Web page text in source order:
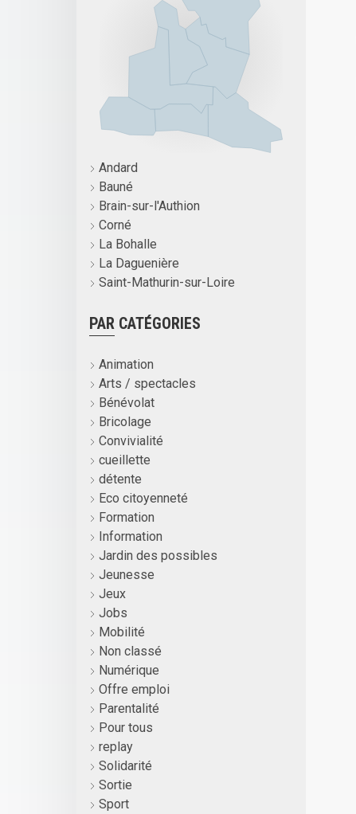
Andard
Bauné
Brain-sur-l'Authion
Corné
La Bohalle
La Daguenière
Saint-Mathurin-sur-Loire
PAR CATÉGORIES
Animation
Arts / spectacles
Bénévolat
Bricolage
Convivialité
cueillette
détente
Eco citoyenneté
Formation
Information
Jardin des possibles
Jeunesse
Jeux
Jobs
Mobilité
Non classé
Numérique
Offre emploi
Parentalité
Pour tous
replay
Solidarité
Sortie
Sport